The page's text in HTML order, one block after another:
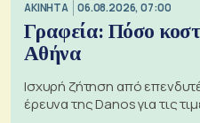
ΑΚΙΝΗΤΑ 06.08.2026, 07:00
Γραφεία: Πόσο
Αθήνα
Ισχυρή ζήτηση από
έρευνα της Danos για τις